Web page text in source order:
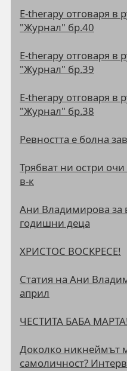
E-therapy отговаря в
"Журнал" бр.40
E-therapy отговаря в
"Журнал" бр.39
E-therapy отговаря в
"Журнал" бр.38
Ревността е болна
Трябват ни остри
в-к
Ани Владимирова за
годишни деца
ХРИСТОС ВОСКРЕСЕ!
Статия на Ани
април
ЧЕСТИТА БАБА
Доколко никнеймът
самоличност?